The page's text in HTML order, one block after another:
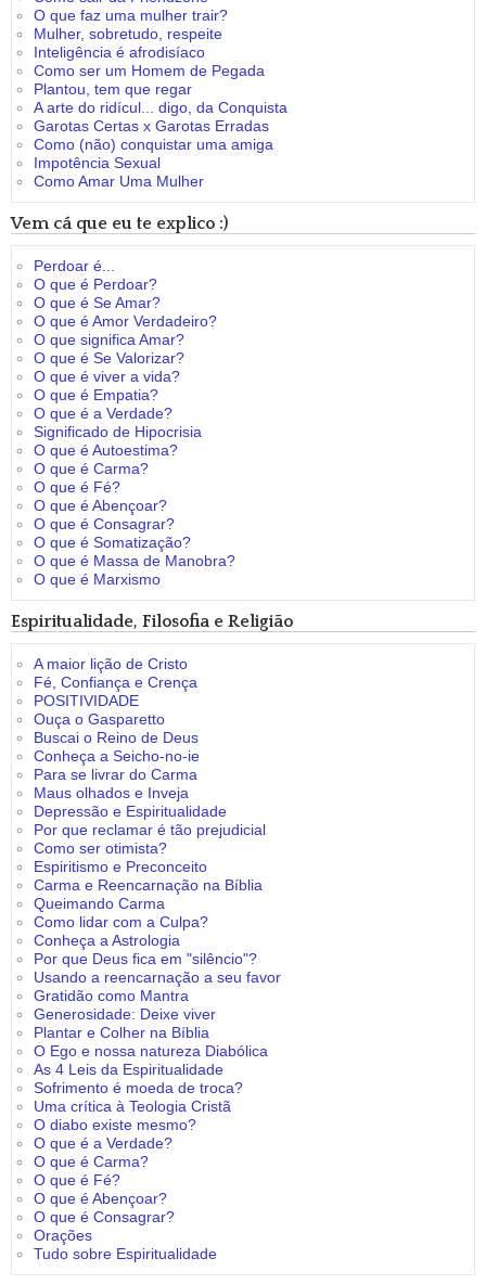
O que faz uma mulher trair?
Mulher, sobretudo, respeite
Inteligência é afrodisíaco
Como ser um Homem de Pegada
Plantou, tem que regar
A arte do ridícul... digo, da Conquista
Garotas Certas x Garotas Erradas
Como (não) conquistar uma amiga
Impotência Sexual
Como Amar Uma Mulher
Vem cá que eu te explico :)
Perdoar é...
O que é Perdoar?
O que é Se Amar?
O que é Amor Verdadeiro?
O que significa Amar?
O que é Se Valorizar?
O que é viver a vida?
O que é Empatia?
O que é a Verdade?
Significado de Hipocrisia
O que é Autoestima?
O que é Carma?
O que é Fé?
O que é Abençoar?
O que é Consagrar?
O que é Somatização?
O que é Massa de Manobra?
O que é Marxismo
Espiritualidade, Filosofia e Religião
A maior lição de Cristo
Fé, Confiança e Crença
POSITIVIDADE
Ouça o Gasparetto
Buscai o Reino de Deus
Conheça a Seicho-no-ie
Para se livrar do Carma
Maus olhados e Inveja
Depressão e Espiritualidade
Por que reclamar é tão prejudicial
Como ser otimista?
Espiritismo e Preconceito
Carma e Reencarnação na Bíblia
Queimando Carma
Como lidar com a Culpa?
Conheça a Astrologia
Por que Deus fica em "silêncio"?
Usando a reencarnação a seu favor
Gratidão como Mantra
Generosidade: Deixe viver
Plantar e Colher na Bíblia
O Ego e nossa natureza Diabólica
As 4 Leis da Espiritualidade
Sofrimento é moeda de troca?
Uma crítica à Teologia Cristã
O diabo existe mesmo?
O que é a Verdade?
O que é Carma?
O que é Fé?
O que é Abençoar?
O que é Consagrar?
Orações
Tudo sobre Espiritualidade